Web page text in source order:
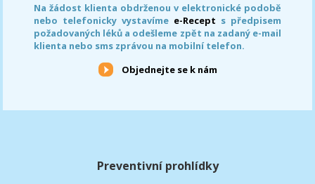
Na žádost klienta obdrženou v elektronické podobě
nebo telefonicky vystavíme e-Recept s předpisem
požadovaných léků a odešleme zpět na zadaný e-mail
klienta nebo sms zprávou na mobilní telefon.
Objednejte se k nám
Preventivní prohlídky